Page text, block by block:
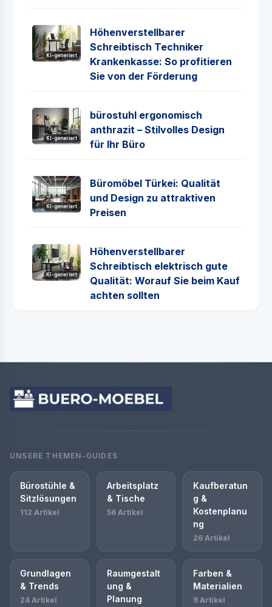
KI-generiert
Höhenverstellbarer
Schreibtisch Techniker
Krankenkasse: So profitieren
Sie von der Förderung
KI-generiert
bürostuhl ergonomisch
anthrazit – Stilvolles Design
für Ihr Büro
KI-generiert
Büromöbel Türkei: Qualität
und Design zu attraktiven
Preisen
KI-generiert
Höhenverstellbarer
Schreibtisch elektrisch gute
Qualität: Worauf Sie beim Kauf
achten sollten
UNSERE THEMEN-GUIDES
Bürostühle &
Sitzlösungen
112 Artikel
Arbeitsplatz
& Tische
56 Artikel
Kaufberatun
g &
Kostenplanu
ng
26 Artikel
Grundlagen
& Trends
24 Artikel
Raumgestalt
ung &
Planung
Farben &
Materialien
9 Artikel